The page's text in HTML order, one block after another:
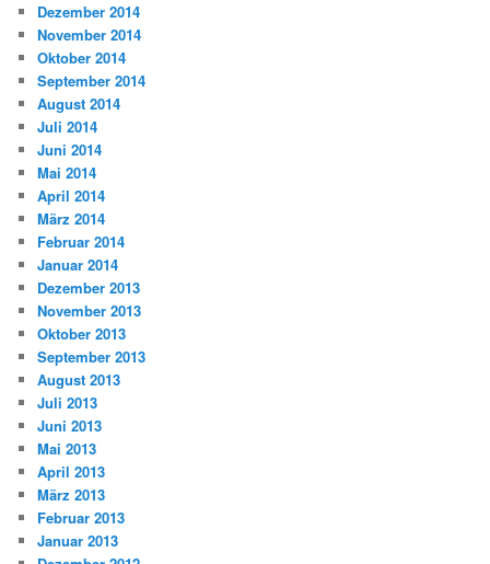
Dezember 2014
November 2014
Oktober 2014
September 2014
August 2014
Juli 2014
Juni 2014
Mai 2014
April 2014
März 2014
Februar 2014
Januar 2014
Dezember 2013
November 2013
Oktober 2013
September 2013
August 2013
Juli 2013
Juni 2013
Mai 2013
April 2013
März 2013
Februar 2013
Januar 2013